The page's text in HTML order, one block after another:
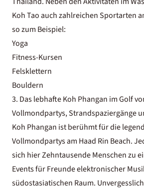
Koh Tao auch zahlreichen Sportarten
so zum Beispiel:
Yoga
Fitness-Kursen
Felsklettern
Bouldern
3. Das lebhafte Koh Phangan im Golf
Vollmondpartys, Strandspaziergänge
Koh Phangan ist berühmt für die
Vollmondpartys am Haad Rin Beach.
sich hier Zehntausende Menschen zu
Events für Freunde elektronischer
südostasiatischen Raum.